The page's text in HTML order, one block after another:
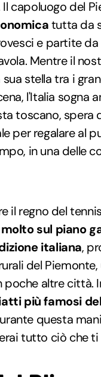
capoluogo del
tutta da
e partite
Mentre il
stella tra i
l'Italia sogna
toscano, spera
per regalare al
in una delle
il regno del
sul piano
italiana,
del
altre città.
più famosi
questa
tutto ciò che ti